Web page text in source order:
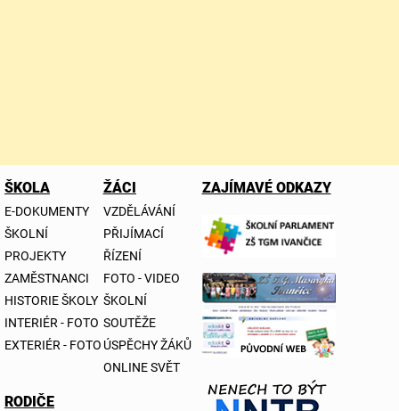
ŠKOLA
E-DOKUMENTY
ŠKOLNÍ
PROJEKTY
ZAMĚSTNANCI
HISTORIE ŠKOLY
INTERIÉR - FOTO
EXTERIÉR - FOTO
ŽÁCI
VZDĚLÁVÁNÍ
PŘIJÍMACÍ
ŘÍZENÍ
FOTO - VIDEO
ŠKOLNÍ
SOUTĚŽE
ÚSPĚCHY ŽÁKŮ
ONLINE SVĚT
RODIČE
ZAJÍMAVÉ ODKAZY